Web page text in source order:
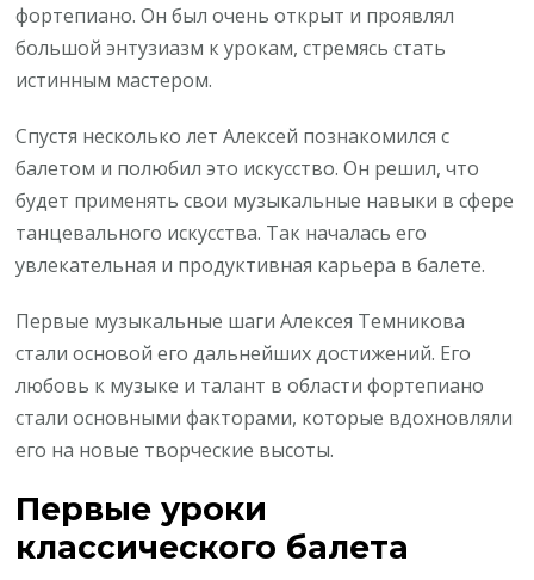
фортепиано. Он был очень открыт и проявлял
большой энтузиазм к урокам, стремясь стать
истинным мастером.
Спустя несколько лет Алексей познакомился с
балетом и полюбил это искусство. Он решил, что
будет применять свои музыкальные навыки в сфере
танцевального искусства. Так началась его
увлекательная и продуктивная карьера в балете.
Первые музыкальные шаги Алексея Темникова
стали основой его дальнейших достижений. Его
любовь к музыке и талант в области фортепиано
стали основными факторами, которые вдохновляли
его на новые творческие высоты.
Первые уроки
классического балета